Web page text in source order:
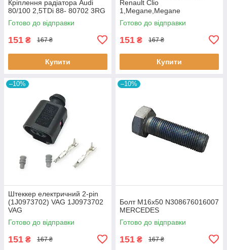
Кріплення радіатора Audi
80/100 2,5TDi 88- 80702 3RG
Готово до відправки
151 ₴ 167 ₴
Купити
Renault Clio
1,Megane,Megane
Classic,Megane Scenic,R19
60643 3RG
Готово до відправки
151 ₴ 167 ₴
Купити
–10%
Штеккер електричний 2-pin
(1J0973702) VAG 1J0973702
VAG
Готово до відправки
151 ₴ 167 ₴
–10%
Болт M16x50 N308676016007
MERCEDES
Готово до відправки
151 ₴ 167 ₴